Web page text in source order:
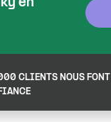
en
CLIENTS NOUS FONT